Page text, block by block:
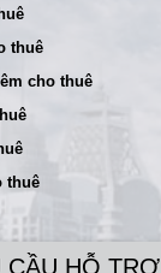
thuê
cho thuê
thuê
CẦU HỖ TRỢ